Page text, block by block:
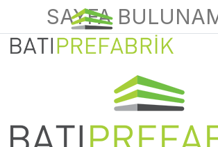
SAYFA